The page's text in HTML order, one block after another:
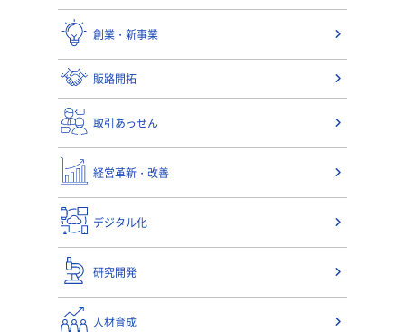
創業・新事業
販路開拓
取引あっせん
経営革新・改善
デジタル化
研究開発
人材育成